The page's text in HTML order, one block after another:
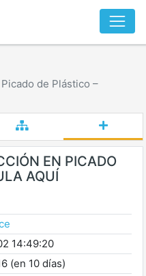
de Plástico –
EN PICADO
AQUÍ
14:49:20
(en 10 días)